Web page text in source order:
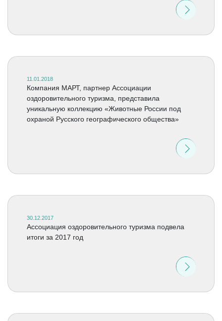
11.01.2018
Компания МАРТ, партнер Ассоциации
оздоровительного туризма, представила
уникальную коллекцию «Животные России под
охраной Русского географического общества»
30.12.2017
Ассоциация оздоровительного туризма подвела
итоги за 2017 год